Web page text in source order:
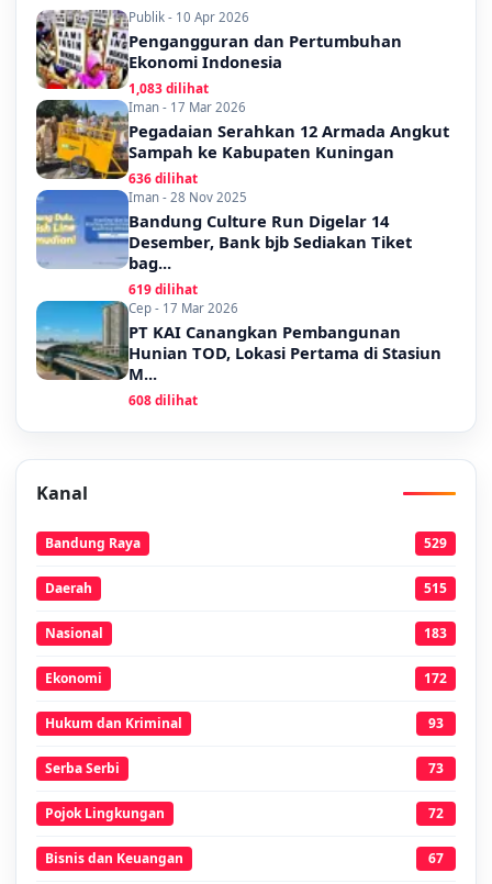
Publik - 10 Apr 2026
Pengangguran dan Pertumbuhan
Ekonomi Indonesia
1,083 dilihat
Iman - 17 Mar 2026
Pegadaian Serahkan 12 Armada Angkut
Sampah ke Kabupaten Kuningan
636 dilihat
Iman - 28 Nov 2025
Bandung Culture Run Digelar 14
Desember, Bank bjb Sediakan Tiket
bag...
619 dilihat
Cep - 17 Mar 2026
PT KAI Canangkan Pembangunan
Hunian TOD, Lokasi Pertama di Stasiun
M...
608 dilihat
Kanal
Bandung Raya 529
Daerah 515
Nasional 183
Ekonomi 172
Hukum dan Kriminal 93
Serba Serbi 73
Pojok Lingkungan 72
Bisnis dan Keuangan 67